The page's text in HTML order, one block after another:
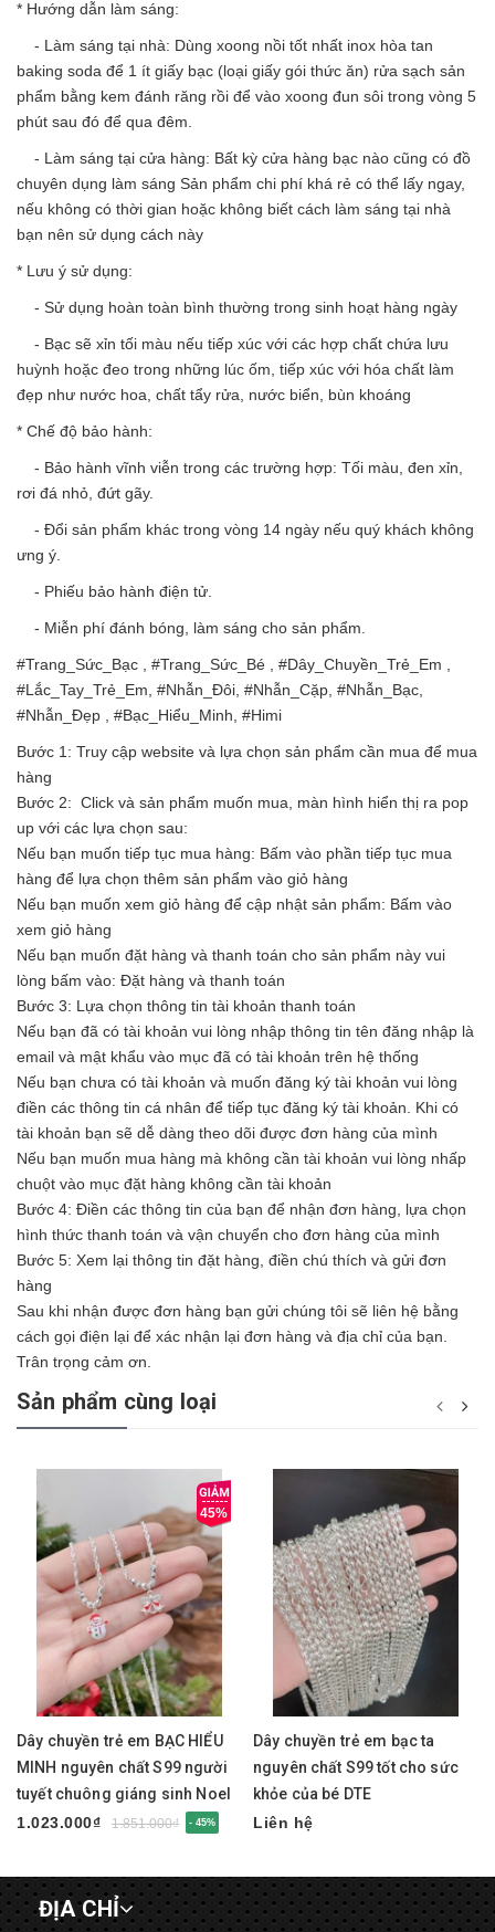
* Hướng dẫn làm sáng:
- Làm sáng tại nhà: Dùng xoong nồi tốt nhất inox hòa tan
baking soda để 1 ít giấy bạc (loại giấy gói thức ăn) rửa sạch sản
phẩm bằng kem đánh răng rồi để vào xoong đun sôi trong vòng 5
phút sau đó để qua đêm.
- Làm sáng tại cửa hàng: Bất kỳ cửa hàng bạc nào cũng có đồ
chuyên dụng làm sáng Sản phẩm chi phí khá rẻ có thể lấy ngay,
nếu không có thời gian hoặc không biết cách làm sáng tại nhà
bạn nên sử dụng cách này
* Lưu ý sử dụng:
- Sử dụng hoàn toàn bình thường trong sinh hoạt hàng ngày
- Bạc sẽ xỉn tối màu nếu tiếp xúc với các hợp chất chứa lưu
huỳnh hoặc đeo trong những lúc ốm, tiếp xúc với hóa chất làm
đẹp như nước hoa, chất tẩy rửa, nước biển, bùn khoáng
* Chế độ bảo hành:
- Bảo hành vĩnh viễn trong các trường hợp: Tối màu, đen xỉn,
rơi đá nhỏ, đứt gãy.
- Đổi sản phẩm khác trong vòng 14 ngày nếu quý khách không
ưng ý.
- Phiếu bảo hành điện tử.
- Miễn phí đánh bóng, làm sáng cho sản phẩm.
#Trang_Sức_Bạc , #Trang_Sức_Bé , #Dây_Chuyền_Trẻ_Em ,
#Lắc_Tay_Trẻ_Em, #Nhẫn_Đôi, #Nhẫn_Cặp, #Nhẫn_Bạc,
#Nhẫn_Đẹp , #Bạc_Hiểu_Minh, #Himi
Bước 1: Truy cập website và lựa chọn sản phẩm cần mua để mua
hàng
Bước 2: Click và sản phẩm muốn mua, màn hình hiển thị ra pop
up với các lựa chọn sau:
Nếu bạn muốn tiếp tục mua hàng: Bấm vào phần tiếp tục mua
hàng để lựa chọn thêm sản phẩm vào giỏ hàng
Nếu bạn muốn xem giỏ hàng để cập nhật sản phẩm: Bấm vào
xem giỏ hàng
Nếu bạn muốn đặt hàng và thanh toán cho sản phẩm này vui
lòng bấm vào: Đặt hàng và thanh toán
Bước 3: Lựa chọn thông tin tài khoản thanh toán
Nếu bạn đã có tài khoản vui lòng nhập thông tin tên đăng nhập là
email và mật khẩu vào mục đã có tài khoản trên hệ thống
Nếu bạn chưa có tài khoản và muốn đăng ký tài khoản vui lòng
điền các thông tin cá nhân để tiếp tục đăng ký tài khoản. Khi có
tài khoản bạn sẽ dễ dàng theo dõi được đơn hàng của mình
Nếu bạn muốn mua hàng mà không cần tài khoản vui lòng nhấp
chuột vào mục đặt hàng không cần tài khoản
Bước 4: Điền các thông tin của bạn để nhận đơn hàng, lựa chọn
hình thức thanh toán và vận chuyển cho đơn hàng của mình
Bước 5: Xem lại thông tin đặt hàng, điền chú thích và gửi đơn
hàng
Sau khi nhận được đơn hàng bạn gửi chúng tôi sẽ liên hệ bằng
cách gọi điện lại để xác nhận lại đơn hàng và địa chỉ của bạn.
Trân trọng cảm ơn.
Sản phẩm cùng loại
45%
Dây chuyền trẻ em BẠC HIỂU
MINH nguyên chất S99 người
tuyết chuông giáng sinh Noel
DTE086
1.023.000₫ 1.851.000₫ - 45%
Dây chuyền trẻ em bạc ta
nguyên chất S99 tốt cho sức
khỏe của bé DTE
Liên hệ
ĐỊA CHỈ